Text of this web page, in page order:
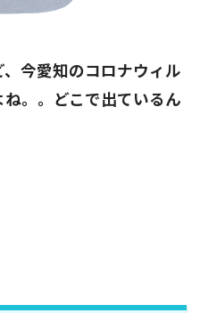
今愛知のコロナウィル
。。どこで出ているん